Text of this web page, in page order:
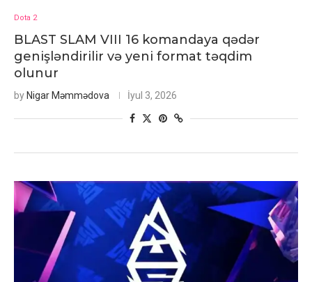
Dota 2
BLAST SLAM VIII 16 komandaya qədər
genişləndirilir və yeni format təqdim
olunur
by Nigar Məmmədova İyul 3, 2026